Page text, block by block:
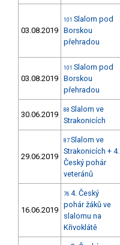
03.08.2019
101 Slalom pod
Borskou
přehradou
03.08.2019
101 Slalom pod
Borskou
přehradou
30.06.2019 88 Slalom ve
Strakonicích
29.06.2019
87 Slalom ve
Strakonicích + 4.
Český pohár
veteránů
16.06.2019
76 4. Český
pohár žáků ve
slalomu na
Křivoklátě